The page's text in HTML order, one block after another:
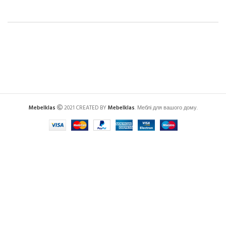
Mebelklas 2021 CREATED BYMebelklas. Меблі для вашого дому.